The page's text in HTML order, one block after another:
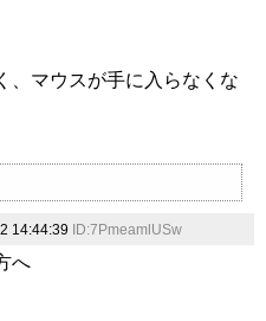
、マウスが手に入らなくな
14:44:39 ID:7PmeamlUSw
へ